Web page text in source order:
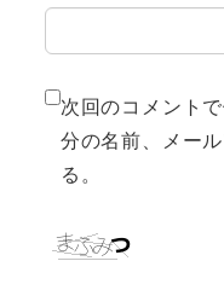
次回のコメント
分の名前、メー
る。